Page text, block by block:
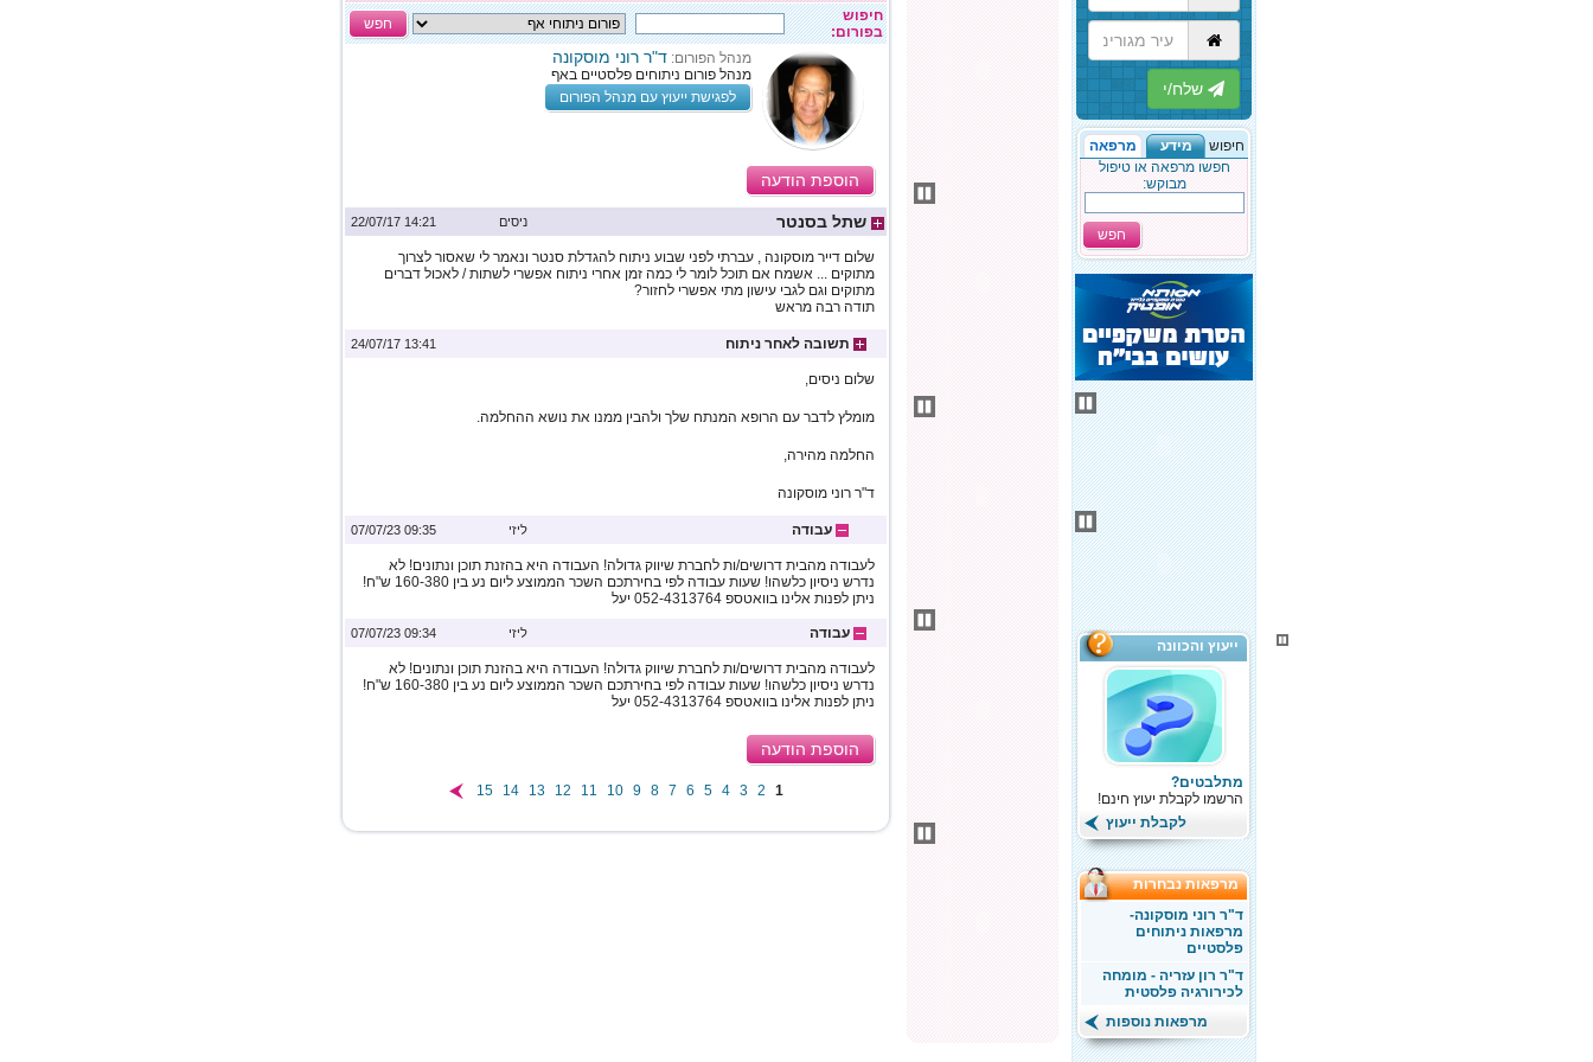
הבא
חיפוש מידע
מרפאה
חפשו מרפאה או טיפול
מבוקש:
חפש
ייעוץ והכוונה
מתלבטים?
הרשמו לקבלת יעוץ חינם!
לקבלת ייעוץ
מרפאות נבחרות
ד"ר רוני מוסקונה-
מרפאות ניתוחים
פלסטיים
ד"ר רון עזריה - מומחה
לכירורגיה פלסטית
מרפאות נוספות
חפש
חיפוש
בפורום:
מנהל הפורום: ד"ר רוני מוסקונה
מנהל פורום ניתוחים פלסטיים באף
לפגישת ייעוץ עם מנהל הפורום
הוספת הודעה
14:21 22/07/17 ניסים שתל בסנטר
שלום דייר מוסקונה , עברתי לפני שבוע ניתוח להגדלת סנטר ונאמר לי שאסור לצרוך
מתוקים ... אשמח אם תוכל לומר לי כמה זמן אחרי ניתוח אפשרי לשתות / לאכול דברים
מתוקים וגם לגבי עישון מתי אפשרי לחזור?
תודה רבה מראש
13:41 24/07/17 תשובה לאחר ניתוח
שלום ניסים,
מומלץ לדבר עם הרופא המנתח שלך ולהבין ממנו את נושא ההחלמה.
החלמה מהירה,
ד"ר רוני מוסקונה
09:35 07/07/23 ליזי עבודה
לעבודה מהבית דרושים/ות לחברת שיווק גדולה! העבודה היא בהזנת תוכן ונתונים! לא
נדרש ניסיון כלשהו! שעות עבודה לפי בחירתכם השכר הממוצע ליום נע בין 160-380 ש"ח!
ניתן לפנות אלינו בוואטספ 052-4313764 יעל
09:34 07/07/23 ליזי עבודה
לעבודה מהבית דרושים/ות לחברת שיווק גדולה! העבודה היא בהזנת תוכן ונתונים! לא
נדרש ניסיון כלשהו! שעות עבודה לפי בחירתכם השכר הממוצע ליום נע בין 160-380 ש"ח!
ניתן לפנות אלינו בוואטספ 052-4313764 יעל
הוספת הודעה
1
2
3
4
5
6
7
8
9
10
11
12
13
14
15